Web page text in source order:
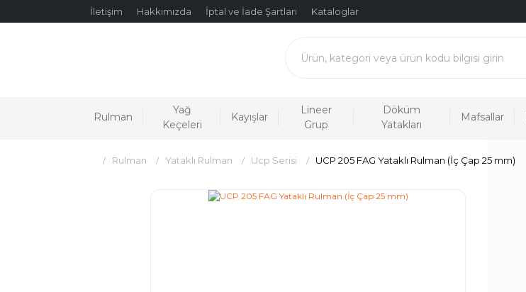
İletişim Hakkımızda İptal ve İade Şartları Kataloglar
Rulman
Yağ
Keçeleri
Kayışlar
Lineer
Grup
Döküm
Yatakları
Mafsallar
Rulman Yataklı Rulman Ucp Serisi UCP 205 FAG Yataklı Rulman (İç Çap 25 mm)